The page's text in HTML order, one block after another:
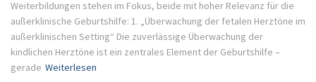
Weiterbildungen stehen im Fokus, beide mit hoher Relevanz für die
außerklinische Geburtshilfe: 1. „Überwachung der fetalen Herztöne im
außerklinischen Setting“ Die zuverlässige Überwachung der
kindlichen Herztöne ist ein zentrales Element der Geburtshilfe –
gerade Weiterlesen